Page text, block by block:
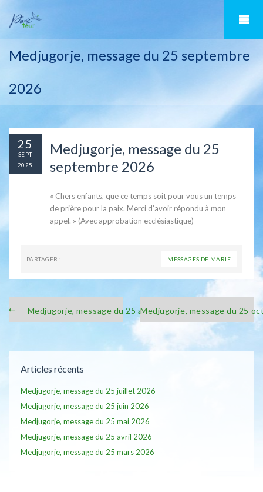
Medjugorje, message du 25 septembre
2026
Medjugorje, message du 25
septembre 2026
« Chers enfants, que ce temps soit pour vous un temps
de prière pour la paix. Merci d’avoir répondu à mon
appel. » (Avec approbation ecclésiastique)
25
SEPT
2025
PARTAGER : MESSAGES DE MARIE
Medjugorje, message du 25 août 2025Medjugorje, message du 25
Articles récents
Medjugorje, message du 25 juillet 2026
Medjugorje, message du 25 juin 2026
Medjugorje, message du 25 mai 2026
Medjugorje, message du 25 avril 2026
Medjugorje, message du 25 mars 2026